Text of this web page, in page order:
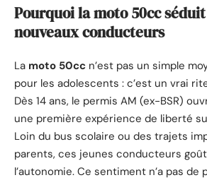
Pourquoi la moto 50cc
nouveaux conducteurs
La moto 50cc n’est pas un simple
pour les adolescents : c’est un vrai
Dès 14 ans, le permis AM (ex-BSR)
une première expérience de liberté
Loin du bus scolaire ou des trajets
parents, ces jeunes conducteurs
l’autonomie. Ce sentiment n’a pas de